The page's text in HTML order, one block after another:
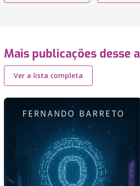
Mais publicações desse
Ver a lista completa